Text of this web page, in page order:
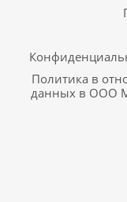
Политика в
данных в ООО